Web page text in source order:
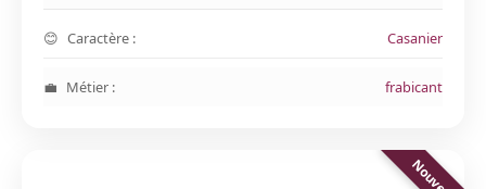
Caractère : Casanier
Métier : frabicant